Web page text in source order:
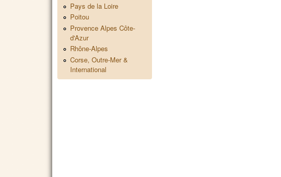
Pays de la Loire
Poitou
Provence Alpes Côte-
d'Azur
Rhône-Alpes
Corse, Outre-Mer &
International